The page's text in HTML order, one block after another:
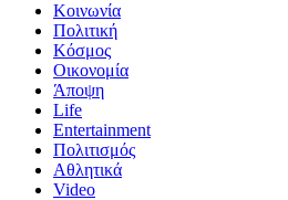
Κοινωνία
Πολιτική
Κόσμος
Οικονομία
Άποψη
Life
Entertainment
Πολιτισμός
Αθλητικά
Video